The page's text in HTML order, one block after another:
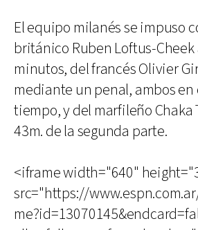
El equipo milanés se impuso
británico Ruben Loftus-Cheek
minutos, del francés Olivier
mediante un penal, ambos
tiempo, y del marfileño Chaka
43m. de la segunda parte.
<iframe width="640"
src="https://